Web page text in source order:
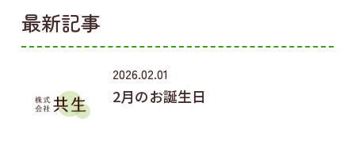
最新記事
2026.02.01
2月のお誕生日